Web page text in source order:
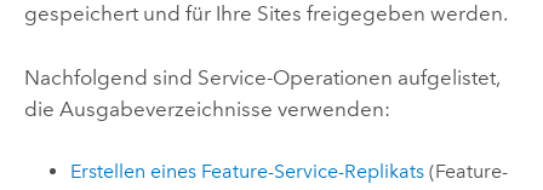
gespeichert und für Ihre Sites freigegeben werden.
Nachfolgend sind Service-Operationen aufgelistet,
die Ausgabeverzeichnisse verwenden:
Erstellen eines Feature-Service-Replikats (Feature-